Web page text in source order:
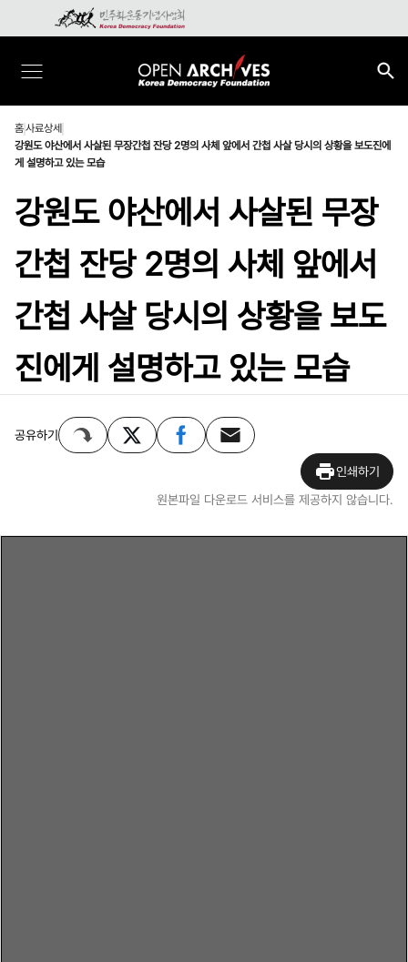
홈사료상세
강원도 야산에서 사살된 무장간첩 잔당 2명의 사체 앞에서 간첩 사살 당시의 상황을 보도진에
게 설명하고 있는 모습
강원도 야산에서 사살된 무장
간첩 잔당 2명의 사체 앞에서
간첩 사살 당시의 상황을 보도
진에게 설명하고 있는 모습
공유하기
인쇄하기
원본파일 다운로드 서비스를 제공하지 않습니다.